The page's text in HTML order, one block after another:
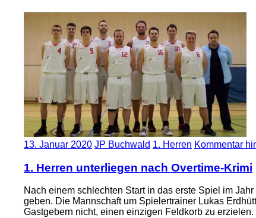
13. Januar 2020 JP Buchwald 1. Herren Kommentar
1. Herren unterliegen nach Overtime-Krimi
Nach einem schlechten Start in das erste Spiel im
geben. Die Mannschaft um Spielertrainer Lukas
Gastgebern nicht, einen einzigen Feldkorb zu